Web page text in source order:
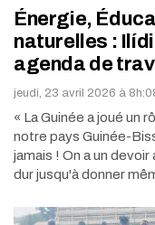
Énergie,
naturelles :
agenda de
jeudi, 23 avril 2026 à
« La Guinée a joué un
notre pays Guinée-
jamais ! On a un
dur jusqu'à donner